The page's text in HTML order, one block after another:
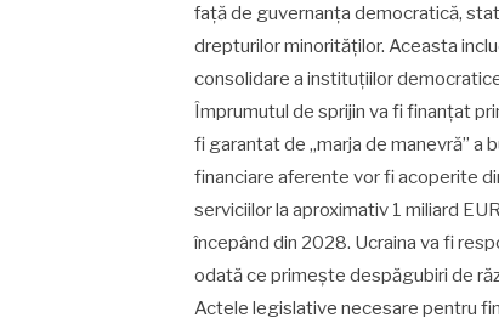
față de guvernanța democratică,
drepturilor minorităților. Aceasta
consolidare a instituțiilor
Împrumutul de sprijin va fi finanțat
fi garantat de „marja de manevră” a
financiare aferente vor fi acoperite
serviciilor la aproximativ 1 miliard
începând din 2028. Ucraina va fi
odată ce primește despăgubiri de
Actele legislative necesare pentru